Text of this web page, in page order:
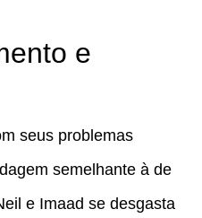
e
seus problemas
semelhante à de
e Imaad se desgasta